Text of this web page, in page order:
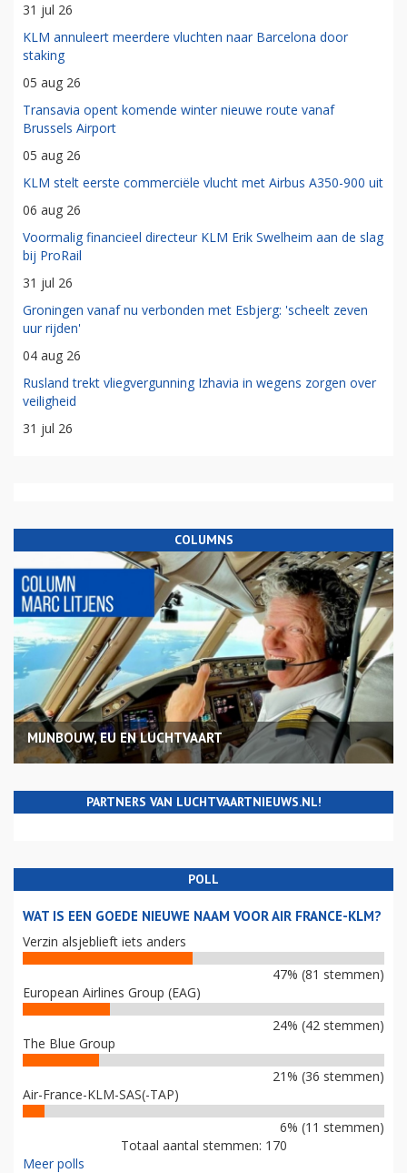
31 jul 26
KLM annuleert meerdere vluchten naar Barcelona door
staking
05 aug 26
Transavia opent komende winter nieuwe route vanaf
Brussels Airport
05 aug 26
KLM stelt eerste commerciële vlucht met Airbus A350-900 uit
06 aug 26
Voormalig financieel directeur KLM Erik Swelheim aan de slag
bij ProRail
31 jul 26
Groningen vanaf nu verbonden met Esbjerg: 'scheelt zeven
uur rijden'
04 aug 26
Rusland trekt vliegvergunning Izhavia in wegens zorgen over
veiligheid
31 jul 26
COLUMNS
MIJNBOUW, EU EN LUCHTVAART
PARTNERS VAN LUCHTVAARTNIEUWS.NL!
POLL
WAT IS EEN GOEDE NIEUWE NAAM VOOR AIR FRANCE-KLM?
Verzin alsjeblieft iets anders
47% (81 stemmen)
European Airlines Group (EAG)
24% (42 stemmen)
The Blue Group
21% (36 stemmen)
Air-France-KLM-SAS(-TAP)
6% (11 stemmen)
Totaal aantal stemmen: 170
Meer polls